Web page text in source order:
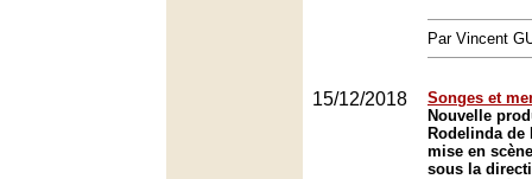
Par Vincent
15/12/2018
Songes et
Nouvelle
Rodelinda de
mise en
sous la